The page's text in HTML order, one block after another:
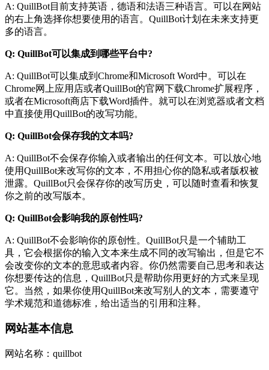
A: QuillBot目前支持英语，德语和法语三种语言。可以在网站
的右上角选择你想要使用的语言。QuillBot计划在未来支持更
多的语言。
Q: QuillBot可以集成到哪些平台中?
A: QuillBot可以集成到Chrome和Microsoft Word中。可以在
Chrome网上应用店或者QuillBot的官网下载Chrome扩展程序，
或者在Microsoft商店下载Word插件。就可以在浏览器或者文档
中直接使用QuillBot的改写功能。
Q: QuillBot会保存我的文本吗?
A: QuillBot不会保存你输入或者输出的任何文本。可以放心地
使用QuillBot来改写你的文本，不用担心你的隐私或者版权被
泄露。QuillBot只会保存你的改写历史，可以随时查看和恢复
你之前的改写版本。
Q: QuillBot会影响我的原创性吗?
A: QuillBot不会影响你的原创性。QuillBot只是一个辅助工
具，它会根据你的输入文本来生成不同的改写输出，但是它不
会改变你的文本的意思或者内容。你仍然需要自己思考和表达
你想要传达的信息，QuillBot只是帮助你用更好的方式来呈现
它。当然，如果你使用QuillBot来改写别人的文本，需要遵守
学术规范和道德标准，给出适当的引用和注释。
网站基本信息
网站名称：quillbot